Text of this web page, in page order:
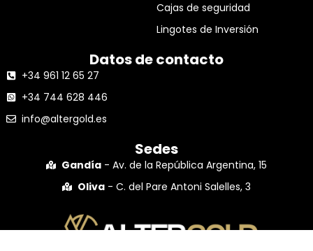
Cajas de seguridad
Lingotes de Inversión
Datos de contacto
+34 961 12 65 27
+34 744 628 446
info@altergold.es
Sedes
Gandía - Av. de la República Argentina, 15
Oliva - C. del Pare Antoni Salelles, 3